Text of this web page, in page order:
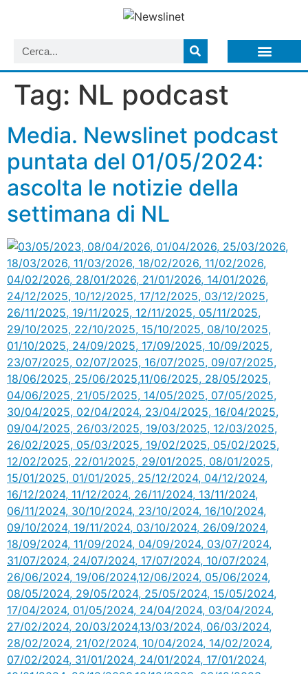
Tag: NL podcast
Media. Newslinet podcast
puntata del 01/05/2024:
ascolta le notizie della
settimana di NL